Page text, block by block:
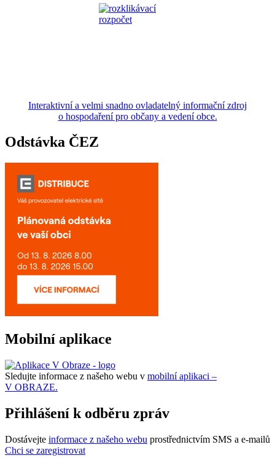
Interaktivní a velmi snadno ovladatelný informační zdroj
o hospodaření pro občany a vedení obce.
Odstávka ČEZ
Mobilní aplikace
Sledujte informace z našeho webu v mobilní aplikaci –
V OBRAZE.
Přihlášení k odběru zpráv
Dostávejte informace z našeho webu prostřednictvím SMS a e-mailů
Chci se zaregistrovat